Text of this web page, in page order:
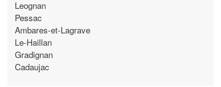
Leognan
Pessac
Ambares-et-Lagrave
Le-Haillan
Gradignan
Cadaujac